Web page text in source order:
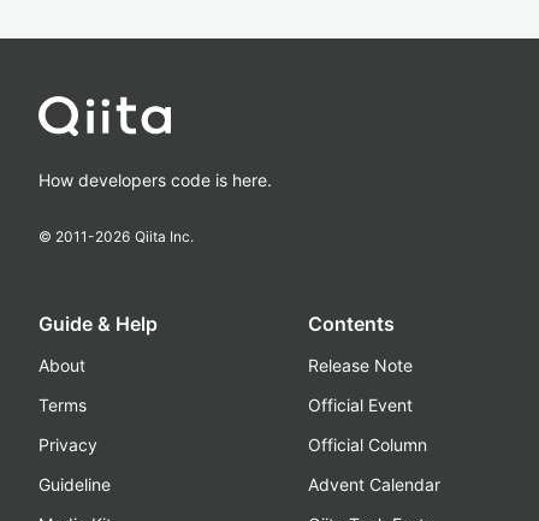
How developers code is here.
© 2011-2026 Qiita Inc.
Guide & Help
About
Terms
Privacy
Guideline
Contents
Release Note
Official Event
Official Column
Advent Calendar